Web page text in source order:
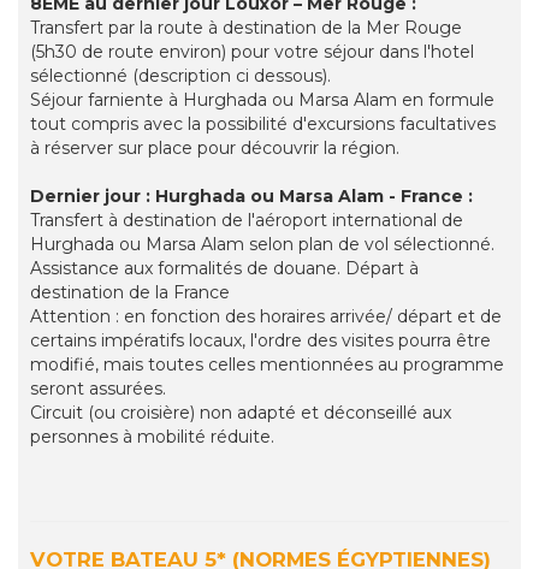
Transfert par la route à destination de la Mer Rouge
(5h30 de route environ) pour votre séjour dans l'hotel
sélectionné (description ci dessous).
Séjour farniente à Hurghada ou Marsa Alam en formule
tout compris avec la possibilité d'excursions facultatives
à réserver sur place pour découvrir la région.
Dernier jour : Hurghada ou Marsa Alam - France :
Transfert à destination de l'aéroport international de
Hurghada ou Marsa Alam selon plan de vol sélectionné.
Assistance aux formalités de douane. Départ à
destination de la France
Attention : en fonction des horaires arrivée/ départ et de
certains impératifs locaux, l'ordre des visites pourra être
modifié, mais toutes celles mentionnées au programme
seront assurées.
Circuit (ou croisière) non adapté et déconseillé aux
personnes à mobilité réduite.
VOTRE BATEAU 5* (NORMES ÉGYPTIENNES)